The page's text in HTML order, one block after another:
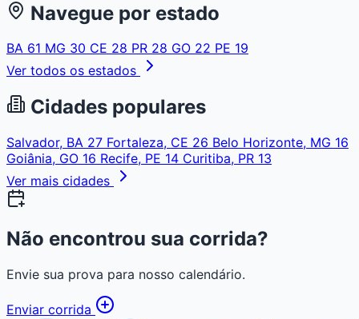
Navegue por estado
BA 61 MG 30 CE 28 PR 28 GO 22 PE 19
Ver todos os estados
Cidades populares
Salvador, BA 27 Fortaleza, CE 26 Belo Horizonte, MG 16
Goiânia, GO 16 Recife, PE 14 Curitiba, PR 13
Ver mais cidades
Não encontrou sua corrida?
Envie sua prova para nosso calendário.
Enviar corrida